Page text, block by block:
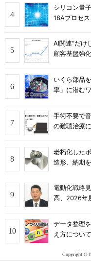
シリコン量
18Aプロセ
AI関連“だけ
顧客基盤強
いくら部品
率」に潜む
手術不要で
の難聴治療に
老朽化した
造形、納期
電動化戦略
高、2026年
データ整理
え方について
Copyright ©